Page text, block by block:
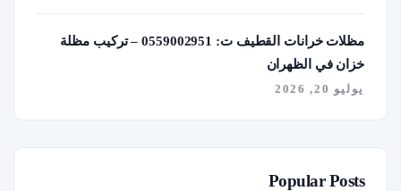
مظلات خرانات القطيف ت: 0559002951 – تركيب مظلة
خزان في الظهران
يوليو 20, 2026
Popular Posts